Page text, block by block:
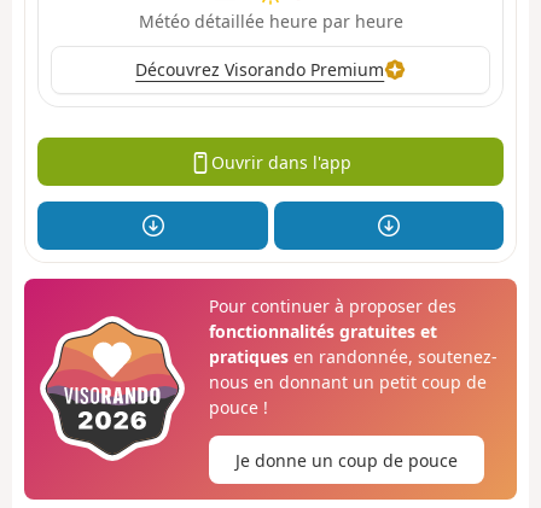
Météo détaillée heure par heure
Découvrez Visorando Premium
Ouvrir dans l'app
Pour continuer à proposer des
fonctionnalités gratuites et
pratiquesen randonnée, soutenez-
nous en donnant un petit coup de
pouce !
Je donne un coup de pouce